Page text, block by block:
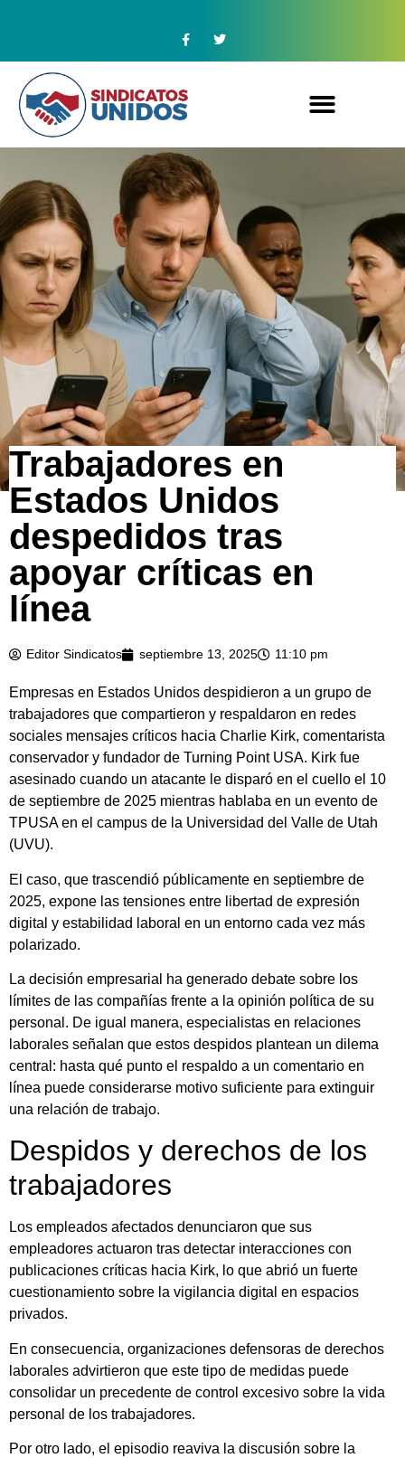
Trabajadores en
Estados Unidos
despedidos tras
apoyar críticas en
línea
Editor Sindicatos septiembre 13, 2025 11:10 pm
Empresas en Estados Unidos despidieron a un grupo de
trabajadores que compartieron y respaldaron en redes
sociales mensajes críticos hacia Charlie Kirk, comentarista
conservador y fundador de Turning Point USA. Kirk fue
asesinado cuando un atacante le disparó en el cuello el 10
de septiembre de 2025 mientras hablaba en un evento de
TPUSA en el campus de la Universidad del Valle de Utah
(UVU).
El caso, que trascendió públicamente en septiembre de
2025, expone las tensiones entre libertad de expresión
digital y estabilidad laboral en un entorno cada vez más
polarizado.
La decisión empresarial ha generado debate sobre los
límites de las compañías frente a la opinión política de su
personal. De igual manera, especialistas en relaciones
laborales señalan que estos despidos plantean un dilema
central: hasta qué punto el respaldo a un comentario en
línea puede considerarse motivo suficiente para extinguir
una relación de trabajo.
Despidos y derechos de los
trabajadores
Los empleados afectados denunciaron que sus
empleadores actuaron tras detectar interacciones con
publicaciones críticas hacia Kirk, lo que abrió un fuerte
cuestionamiento sobre la vigilancia digital en espacios
privados.
En consecuencia, organizaciones defensoras de derechos
laborales advirtieron que este tipo de medidas puede
consolidar un precedente de control excesivo sobre la vida
personal de los trabajadores.
Por otro lado, el episodio reaviva la discusión sobre la